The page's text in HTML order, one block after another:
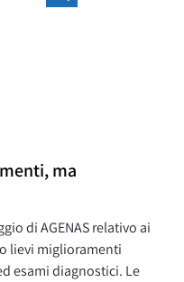
ma
di AGENAS relativo ai
lievi miglioramenti
esami diagnostici. Le